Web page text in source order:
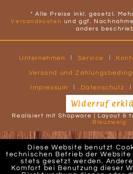
* Alle Preise inkl. gesetzl.
Versandkosten und ggf.
anders
Unternehmen Service
Versand und
Impressum Datenschutz
Widerruf
Realisiert mit Shopware | Layout &
Blauzweig
Diese Website benutzt
technischen Betrieb der
stets gesetzt werden.
Komfort bei Benutzung dieser